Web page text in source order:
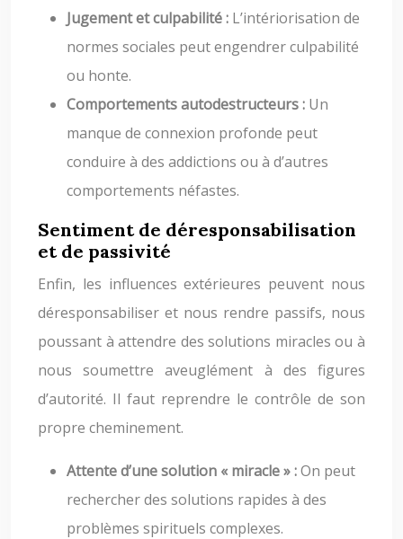
Jugement et culpabilité : L’intériorisation de
normes sociales peut engendrer culpabilité
ou honte.
Comportements autodestructeurs : Un
manque de connexion profonde peut
conduire à des addictions ou à d’autres
comportements néfastes.
Sentiment de déresponsabilisation
et de passivité
Enfin, les influences extérieures peuvent nous
déresponsabiliser et nous rendre passifs, nous
poussant à attendre des solutions miracles ou à
nous soumettre aveuglément à des figures
d’autorité. Il faut reprendre le contrôle de son
propre cheminement.
Attente d’une solution « miracle » :On peut
rechercher des solutions rapides à des
problèmes spirituels complexes.